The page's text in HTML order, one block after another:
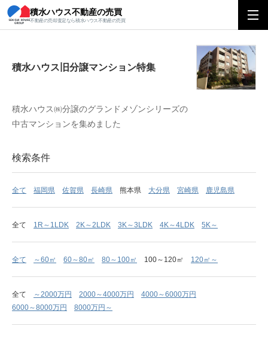
積水ハウス不動産の売買
不動産の売却査定なら積水ハウス不動産の売買
積水ハウス旧分譲マンション特集
積水ハウス旧分譲マンション特集
積水ハウス㈱分譲のグランドメゾンシリーズの
中古マンションを集めました
検索条件
全て 福岡県 佐賀県 長崎県 熊本県 大分県 宮崎県 鹿児島県
全て 1R～1LDK 2K～2LDK 3K～3LDK 4K～4LDK 5K～
全て ～60㎡ 60～80㎡ 80～100㎡ 100～120㎡ 120㎡～
全て ～2000万円 2000～4000万円
4000～6000万円
6000～8000万円
8000万円～